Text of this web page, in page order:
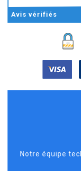
Avis vérifiés
Notre équipe